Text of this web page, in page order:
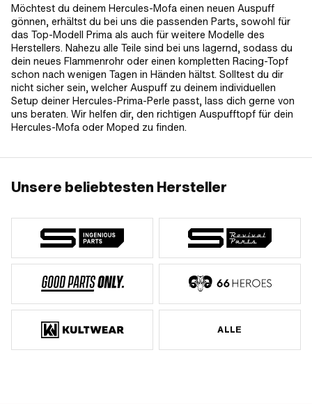
Möchtest du deinem Hercules-Mofa einen neuen Auspuff
gönnen, erhältst du bei uns die passenden Parts, sowohl für
das Top-Modell Prima als auch für weitere Modelle des
Herstellers. Nahezu alle Teile sind bei uns lagernd, sodass du
dein neues Flammenrohr oder einen kompletten Racing-Topf
schon nach wenigen Tagen in Händen hältst. Solltest du dir
nicht sicher sein, welcher Auspuff zu deinem individuellen
Setup deiner Hercules-Prima-Perle passt, lass dich gerne von
uns beraten. Wir helfen dir, den richtigen Auspufftopf für dein
Hercules-Mofa oder Moped zu finden.
Unsere beliebtesten Hersteller
ALLE